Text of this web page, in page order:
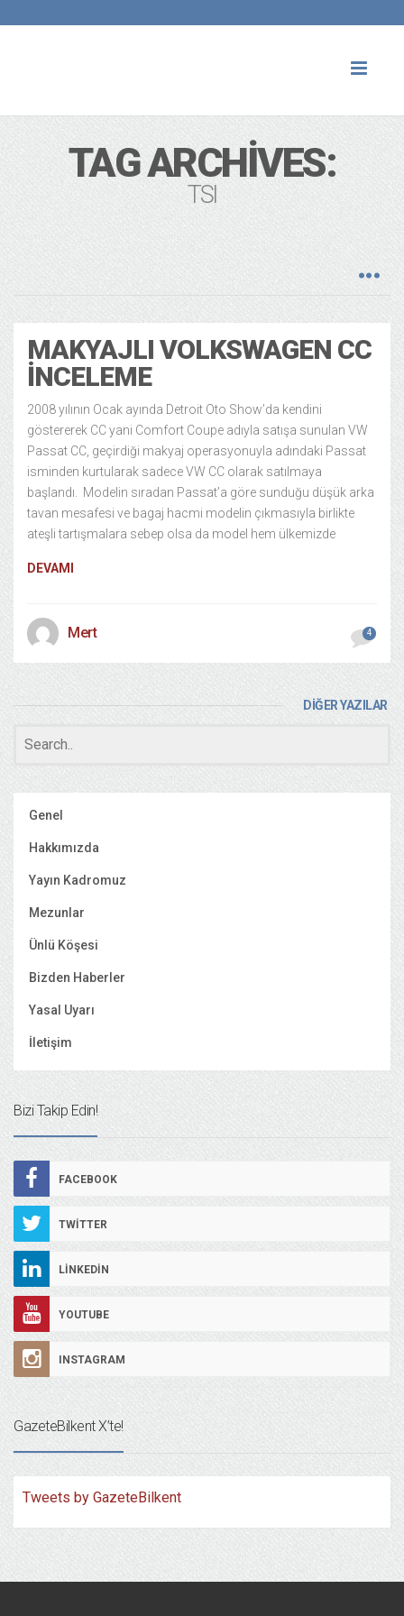
TAG ARCHIVES:
TSI
MAKYAJLI VOLKSWAGEN CC
İNCELEME
2008 yılının Ocak ayında Detroit Oto Show’da kendini
göstererek CC yani Comfort Coupe adıyla satışa sunulan VW
Passat CC, geçirdiği makyaj operasyonuyla adındaki Passat
isminden kurtularak sadece VW CC olarak satılmaya
başlandı. Modelin sıradan Passat’a göre sunduğu düşük arka
tavan mesafesi ve bagaj hacmi modelin çıkmasıyla birlikte
ateşli tartışmalara sebep olsa da model hem ülkemizde
DEVAMI
Mert 4
DİĞER YAZILAR
Genel
Hakkımızda
Yayın Kadromuz
Mezunlar
Ünlü Köşesi
Bizden Haberler
Yasal Uyarı
İletişim
Bizi Takip Edin!
FACEBOOK
TWITTER
LINKEDIN
YOUTUBE
INSTAGRAM
GazeteBilkent X’te!
Tweets by GazeteBilkent